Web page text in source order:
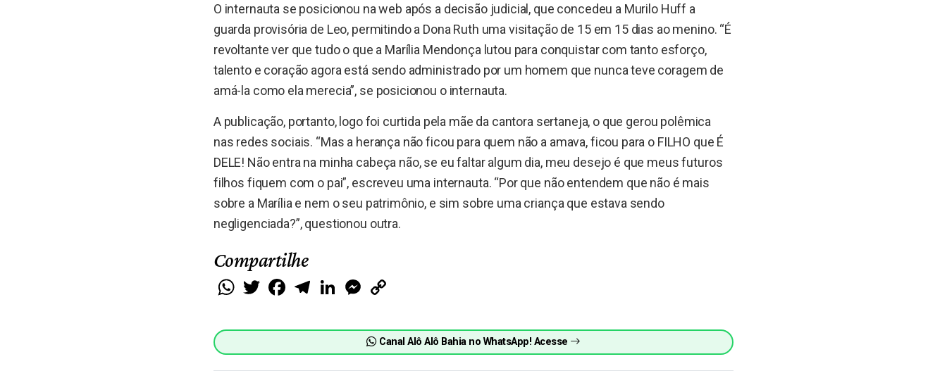
O internauta se posicionou na web após a decisão judicial, que concedeu a Murilo Huff a
guarda provisória de Leo, permitindo a Dona Ruth uma visitação de 15 em 15 dias ao menino. “É
revoltante ver que tudo o que a Marília Mendonça lutou para conquistar com tanto esforço,
talento e coração agora está sendo administrado por um homem que nunca teve coragem de
amá-la como ela merecia”, se posicionou o internauta.
A publicação, portanto, logo foi curtida pela mãe da cantora sertaneja, o que gerou polêmica
nas redes sociais. “Mas a herança não ficou para quem não a amava, ficou para o FILHO que É
DELE! Não entra na minha cabeça não, se eu faltar algum dia, meu desejo é que meus futuros
filhos fiquem com o pai”, escreveu uma internauta. “Por que não entendem que não é mais
sobre a Marília e nem o seu patrimônio, e sim sobre uma criança que estava sendo
negligenciada?”, questionou outra.
Compartilhe
WhatsApp
Twitter FacebookTelegramLinkedIn Messenger
Canal Alô Alô Bahia no WhatsApp! Acesse